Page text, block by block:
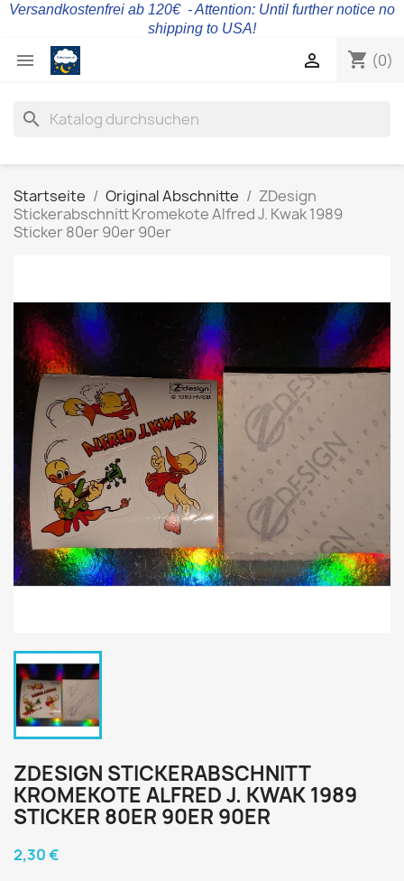
Versandkostenfrei ab 120€ - Attention: Until further notice no
shipping to USA!
 shopping_cart (0)

search
Startseite Original Abschnitte
ZDesign
Stickerabschnitt Kromekote Alfred J. Kwak 1989
Sticker 80er 90er 90er
ZDESIGN STICKERABSCHNITT
KROMEKOTE ALFRED J. KWAK 1989
STICKER 80ER 90ER 90ER
2,30 €